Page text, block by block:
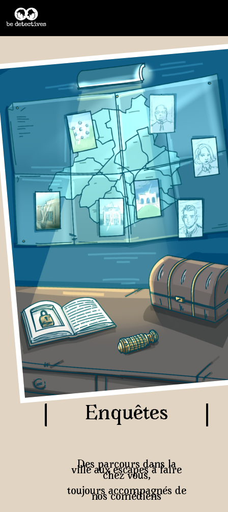
Enquêtes
Des parcours dans la
ville aux escapes à faire
chez vous,
toujours accompagnés de
nos comédiens